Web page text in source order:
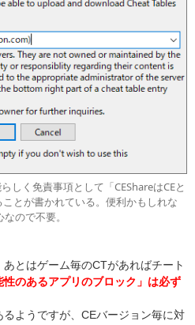
しく免責事項として「CEShareはCEと
とが書かれている。便利かもしれな
ので不要。
とはゲーム毎のCTがあればチート
性のあるアプリのブロック」は必ず
ようですが、CEバージョン毎に対